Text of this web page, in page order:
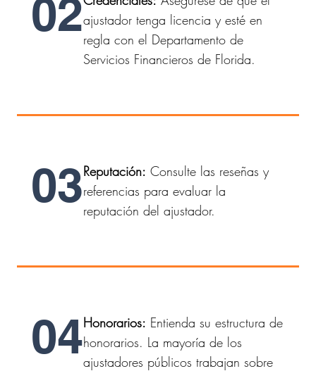
02ajustador tenga licencia y esté en
regla con el Departamento de
Servicios Financieros de Florida.
03Reputación: Consulte las reseñas y
referencias para evaluar la
reputación del ajustador.
04Honorarios: Entienda su estructura de
honorarios. La mayoría de los
ajustadores públicos trabajan sobre